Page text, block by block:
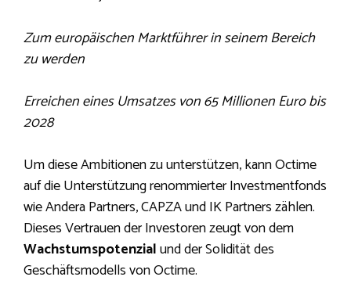
Zum europäischen Marktführer in seinem Bereich
zu werden
Erreichen eines Umsatzes von 65 Millionen Euro bis
2028
Um diese Ambitionen zu unterstützen, kann Octime
auf die Unterstützung renommierter Investmentfonds
wie Andera Partners, CAPZA und IK Partners zählen.
Dieses Vertrauen der Investoren zeugt von dem
Wachstumspotenzialund der Solidität des
Geschäftsmodells von Octime.